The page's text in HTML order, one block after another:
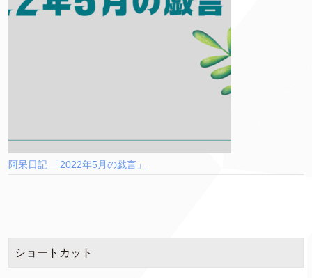
阿呆日記 「2022年5月の戯言」
ショートカット